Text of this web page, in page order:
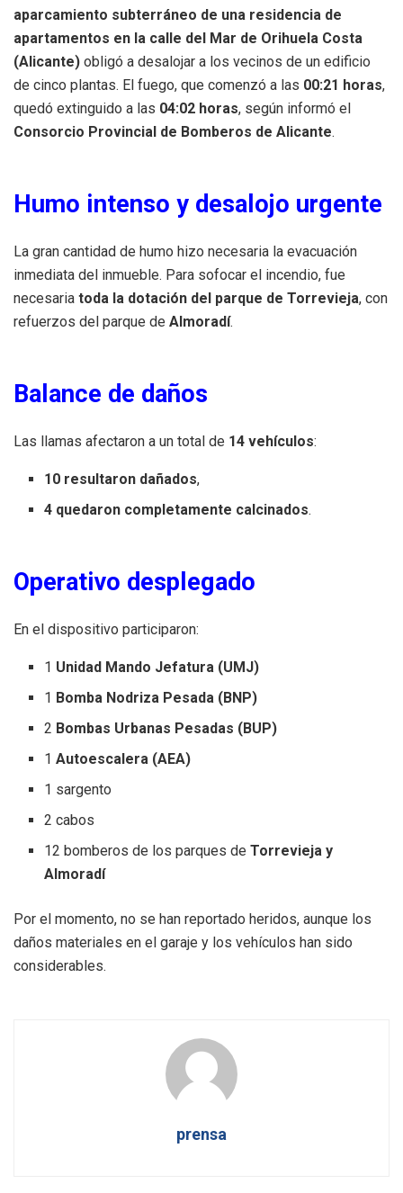
aparcamiento subterráneo de una residencia de
apartamentos en la calle del Mar de Orihuela Costa
(Alicante) obligó a desalojar a los vecinos de un edificio
de cinco plantas. El fuego, que comenzó a las 00:21 horas,
quedó extinguido a las 04:02 horas, según informó el
Consorcio Provincial de Bomberos de Alicante.
Humo intenso y desalojo urgente
La gran cantidad de humo hizo necesaria la evacuación
inmediata del inmueble. Para sofocar el incendio, fue
necesaria toda la dotación del parque de Torrevieja, con
refuerzos del parque de Almoradí.
Balance de daños
Las llamas afectaron a un total de 14 vehículos:
10 resultaron dañados,
4 quedaron completamente calcinados.
Operativo desplegado
En el dispositivo participaron:
1 Unidad Mando Jefatura (UMJ)
1 Bomba Nodriza Pesada (BNP)
2 Bombas Urbanas Pesadas (BUP)
1Autoescalera (AEA)
1 sargento
2 cabos
12 bomberos de los parques deTorrevieja y
Almoradí
Por el momento, no se han reportado heridos, aunque los
daños materiales en el garaje y los vehículos han sido
considerables.
prensa